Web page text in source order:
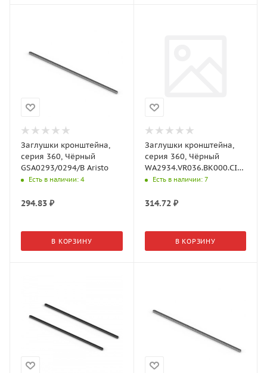
Заглушки кронштейна,
серия 360, Чёрный
GSA0293/0294/B Aristo
Есть в наличии: 4
294.83 ₽
В КОРЗИНУ
Заглушки кронштейна,
серия 360, Чёрный
WA2934.VR036.BK000.CI
Aristo
Есть в наличии: 7
314.72₽
В КОРЗИНУ